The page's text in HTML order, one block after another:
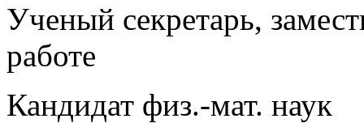
Ученый секретарь,
работе
Кандидат физ.-мат. наук